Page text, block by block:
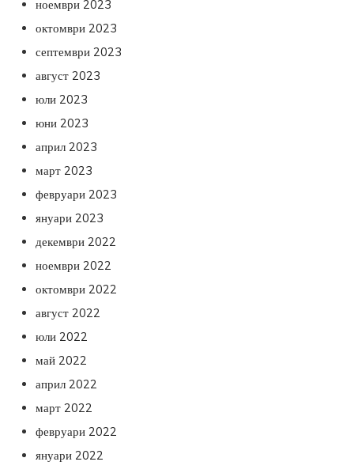
ноември 2023
октомври 2023
септември 2023
август 2023
юли 2023
юни 2023
април 2023
март 2023
февруари 2023
януари 2023
декември 2022
ноември 2022
октомври 2022
август 2022
юли 2022
май 2022
април 2022
март 2022
февруари 2022
януари 2022